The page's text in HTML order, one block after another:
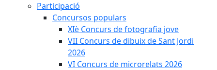
Participació
Concursos populars
XIè Concurs de fotografia jove
VII Concurs de dibuix de Sant Jordi
2026
VI Concurs de microrelats 2026